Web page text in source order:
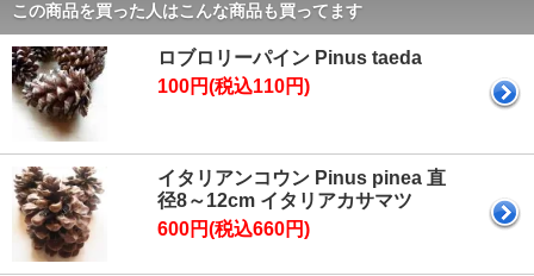
この商品を買った人はこんな商品も買ってます
ロブロリーパイン Pinus taeda
100円(税込110円)
イタリアンコウン Pinus pinea 直
径8～12cm イタリアカサマツ
600円(税込660円)